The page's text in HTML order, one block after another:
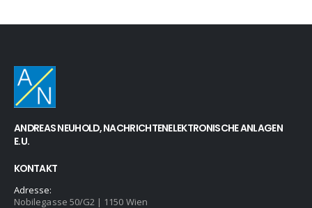
0out of 5
28,80€
ANDREAS NEUHOLD, NACHRICHTENELEKTRONISCHE ANLAGEN
E.U.
KONTAKT
Adresse:
Nobilegasse 50/G2 | 1150 Wien